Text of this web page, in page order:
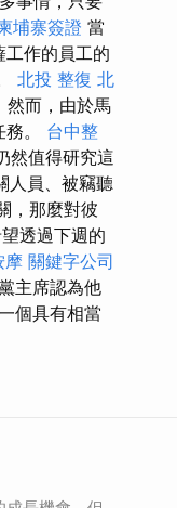
埔寨簽證 當
作的員工的
北投 整復 北
然而，由於馬
。 台中整
然值得研究這
人員、被竊聽
，那麼對彼
透過下週的
摩 關鍵字公司
主席認為他
個具有相當